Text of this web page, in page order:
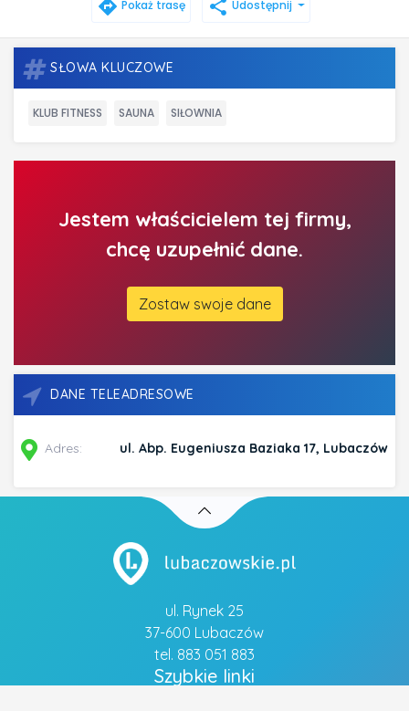
directions Pokaż trasę share Udostępnij
SŁOWA KLUCZOWE
KLUB FITNESS SAUNA SIŁOWNIA
Jestem właścicielem tej firmy,
chcę uzupełnić dane.
Zostaw swoje dane
DANE TELEADRESOWE
Adres: ul. Abp. Eugeniusza Baziaka 17, Lubaczów
ul. Rynek 25
37-600 Lubaczów
tel. 883 051 883
Szybkie linki